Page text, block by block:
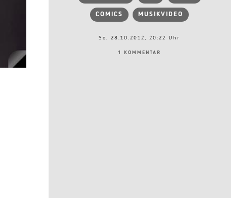
COMICS MUSIKVIDEO
So. 28.10.2012, 20:22 Uhr
1 KOMMENTAR